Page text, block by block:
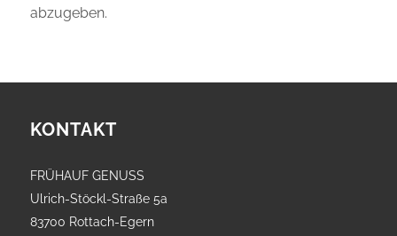
abzugeben.
KONTAKT
FRÜHAUF GENUSS
Ulrich-Stöckl-Straße 5a
83700 Rottach-Egern